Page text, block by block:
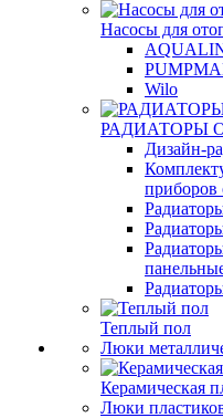
Насосы для
Wilo
РАДИАТОРЫ
Дизайн-
приборов
Теплый пол
Люки
Керамическая
Люки